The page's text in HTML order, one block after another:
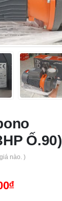
Ố.90)
nào. )
₫